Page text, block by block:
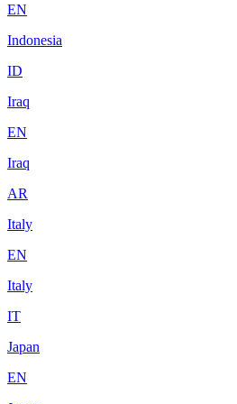
EN
Indonesia
ID
Iraq
EN
Iraq
AR
Italy
EN
Italy
IT
Japan
EN